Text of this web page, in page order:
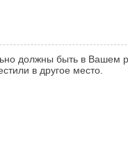
должны быть в Вашем
в другое место.